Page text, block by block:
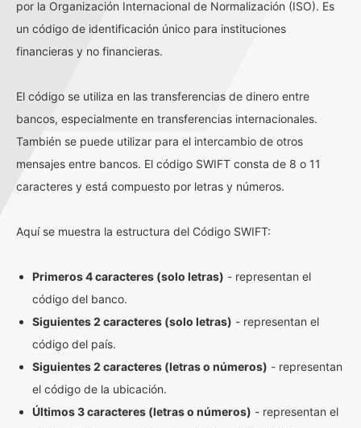
por la Organización Internacional de Normalización (ISO). Es
un código de identificación único para instituciones
financieras y no financieras.
El código se utiliza en las transferencias de dinero entre
bancos, especialmente en transferencias internacionales.
También se puede utilizar para el intercambio de otros
mensajes entre bancos. El código SWIFT consta de 8 o 11
caracteres y está compuesto por letras y números.
Aquí se muestra la estructura del Código SWIFT:
Primeros 4 caracteres (solo letras) - representan el
código del banco.
Siguientes 2 caracteres (solo letras) - representan el
código del país.
Siguientes 2 caracteres (letras o números) - representan
el código de la ubicación.
Últimos 3 caracteres (letras o números) - representan el